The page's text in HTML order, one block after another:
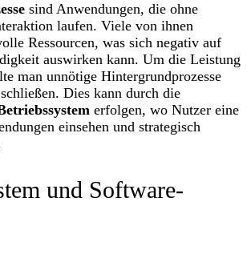
sind Anwendungen, die ohne
laufen. Viele von ihnen
Ressourcen, was sich negativ auf
auswirken kann. Um die Leistung
man unnötige Hintergrundprozesse
Dies kann durch die
erfolgen, wo Nutzer eine
einsehen und strategisch
und Software-